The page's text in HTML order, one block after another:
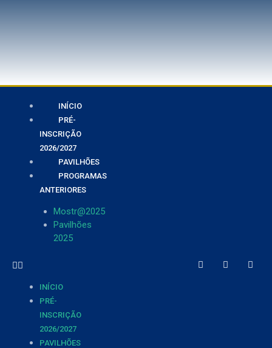
INÍCIO
PRÉ-
INSCRIÇÃO
2026/2027
PAVILHÕES
PROGRAMAS
ANTERIORES
Mostr@2025
Pavilhões
2025
INÍCIO
PRÉ-
INSCRIÇÃO
2026/2027
PAVILHÕES